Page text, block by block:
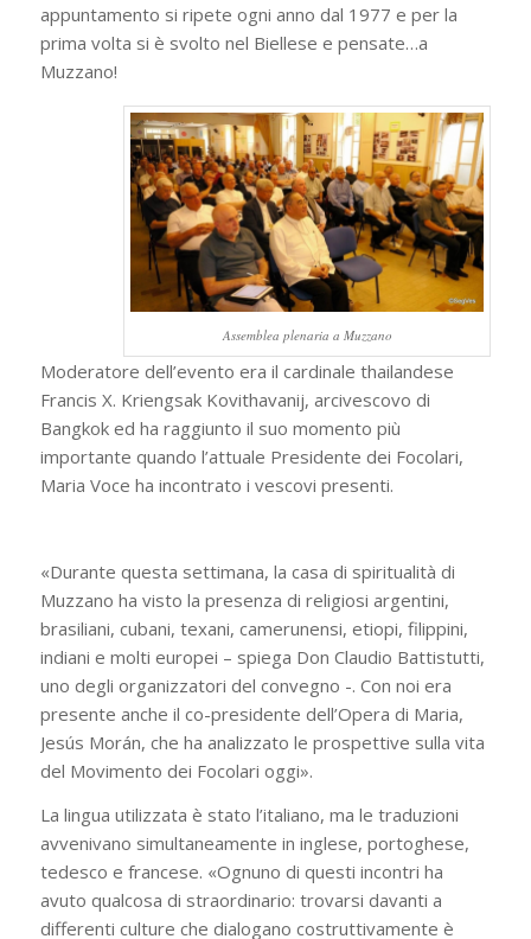
appuntamento si ripete ogni anno dal 1977 e per la
prima volta si è svolto nel Biellese e pensate…a
Muzzano!
Assemblea plenaria a Muzzano
Moderatore dell’evento era il cardinale thailandese
Francis X. Kriengsak Kovithavanij, arcivescovo di
Bangkok ed ha raggiunto il suo momento più
importante quando l’attuale Presidente dei Focolari,
Maria Voce ha incontrato i vescovi presenti.
«Durante questa settimana, la casa di spiritualità di
Muzzano ha visto la presenza di religiosi argentini,
brasiliani, cubani, texani, camerunensi, etiopi, filippini,
indiani e molti europei – spiega Don Claudio Battistutti,
uno degli organizzatori del convegno -. Con noi era
presente anche il co-presidente dell’Opera di Maria,
Jesús Morán, che ha analizzato le prospettive sulla vita
del Movimento dei Focolari oggi».
La lingua utilizzata è stato l’italiano, ma le traduzioni
avvenivano simultaneamente in inglese, portoghese,
tedesco e francese. «Ognuno di questi incontri ha
avuto qualcosa di straordinario: trovarsi davanti a
differenti culture che dialogano costruttivamente è